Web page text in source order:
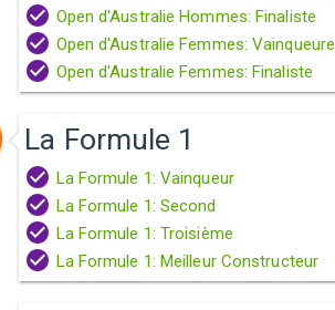
Open d'Australie Hommes: Finaliste
Open d'Australie Femmes: Vainqueure
Open d'Australie Femmes: Finaliste
La Formule 1
La Formule 1: Vainqueur
La Formule 1: Second
La Formule 1: Troisième
La Formule 1: Meilleur Constructeur